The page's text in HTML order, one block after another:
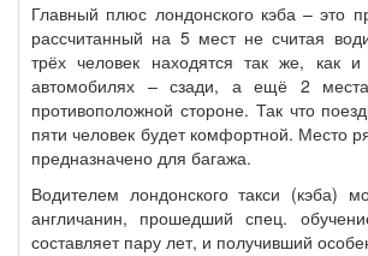
Главный плюс лондонского кэба – это
рассчитанный на 5 мест не считая
трёх человек находятся так же, как
автомобилях – сзади, а ещё 2
противоположной стороне. Так что
пяти человек будет комфортной. Место
предназначено для багажа.
Водителем лондонского такси (кэба)
англичанин, прошедший спец.
составляет пару лет, и получивший